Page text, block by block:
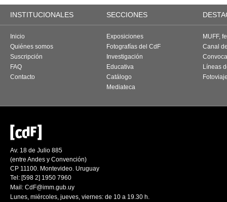
INSTITUCIONALES SECCIONES
Inicio
Quiénes somos
Suscripción
FAQ
Contacto
Exposiciones
Fotografías del CdF
Investigación
Educativa
Catálogo
Mediateca
MUFF,
Canal
Líneas
Av. 18 de Julio 885
(entre Andes y Convención)
CP 11100. Montevideo. Uruguay
Tel: [598 2] 1950 7960
Mail: CdF@imm.gub.uy
Lunes, miércoles, jueves, viernes: de 10 a 19.30 h.